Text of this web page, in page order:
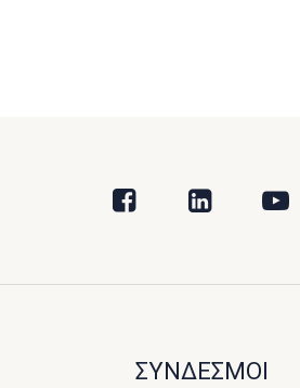
ΣΥΝΔΕΣΜΟΙ